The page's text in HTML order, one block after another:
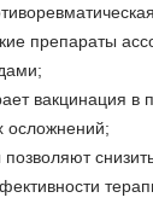
препараты
вакцинация в
осложнений;
позволяют